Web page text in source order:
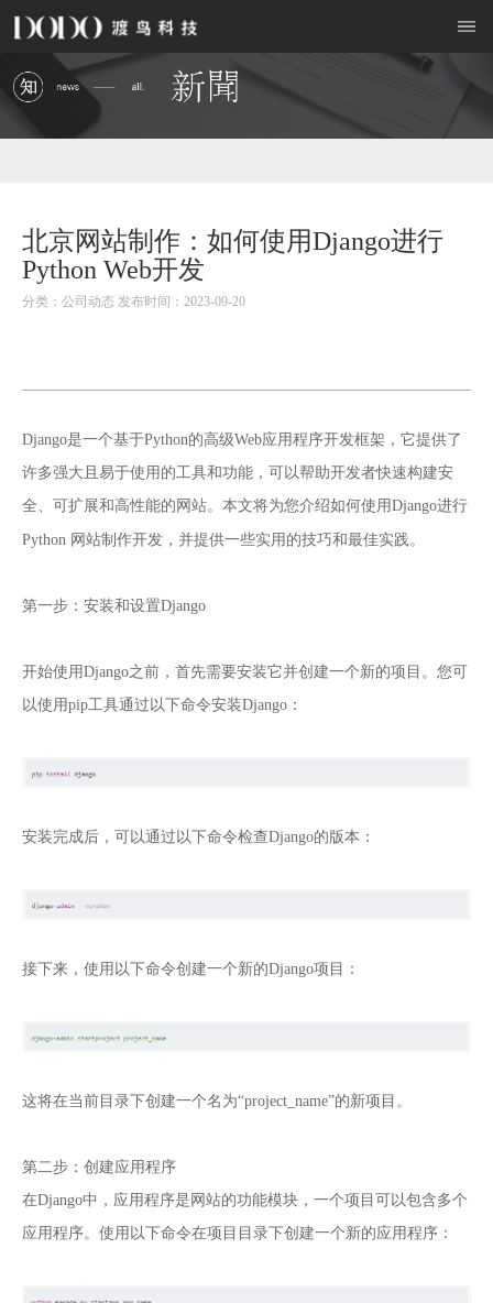
北京网站制作：如何使用Django进行
Python Web开发
分类：公司动态 发布时间：2023-09-20
Django是一个基于Python的高级Web应用程序开发框架，它提供了
许多强大且易于使用的工具和功能，可以帮助开发者快速构建安
全、可扩展和高性能的网站。本文将为您介绍如何使用Django进行
Python 网站制作开发，并提供一些实用的技巧和最佳实践。
第一步：安装和设置Django
开始使用Django之前，首先需要安装它并创建一个新的项目。您可
以使用pip工具通过以下命令安装Django：
安装完成后，可以通过以下命令检查Django的版本：
接下来，使用以下命令创建一个新的Django项目：
这将在当前目录下创建一个名为“project_name”的新项目。
第二步：创建应用程序
在Django中，应用程序是网站的功能模块，一个项目可以包含多个
应用程序。使用以下命令在项目目录下创建一个新的应用程序：